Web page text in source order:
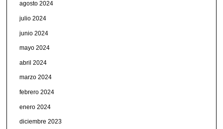
agosto 2024
julio 2024
junio 2024
mayo 2024
abril 2024
marzo 2024
febrero 2024
enero 2024
diciembre 2023